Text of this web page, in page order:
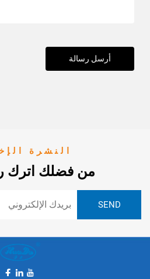
أرسل رسالة
النشرة
من فضلك اترك